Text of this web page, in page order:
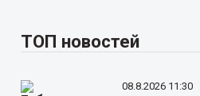
ТОП новостей
08.8.2026 11:30